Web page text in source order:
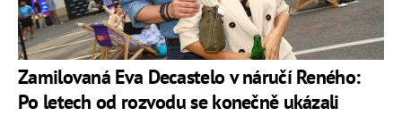
Zamilovaná Eva Decastelo v náručí Reného:
Po letech od rozvodu se konečně ukázali